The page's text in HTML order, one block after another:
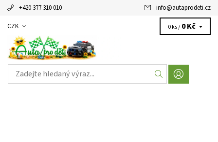
+420 377 310 010 info@autaprodeti.cz
CZK 0 ks / 0 Kč